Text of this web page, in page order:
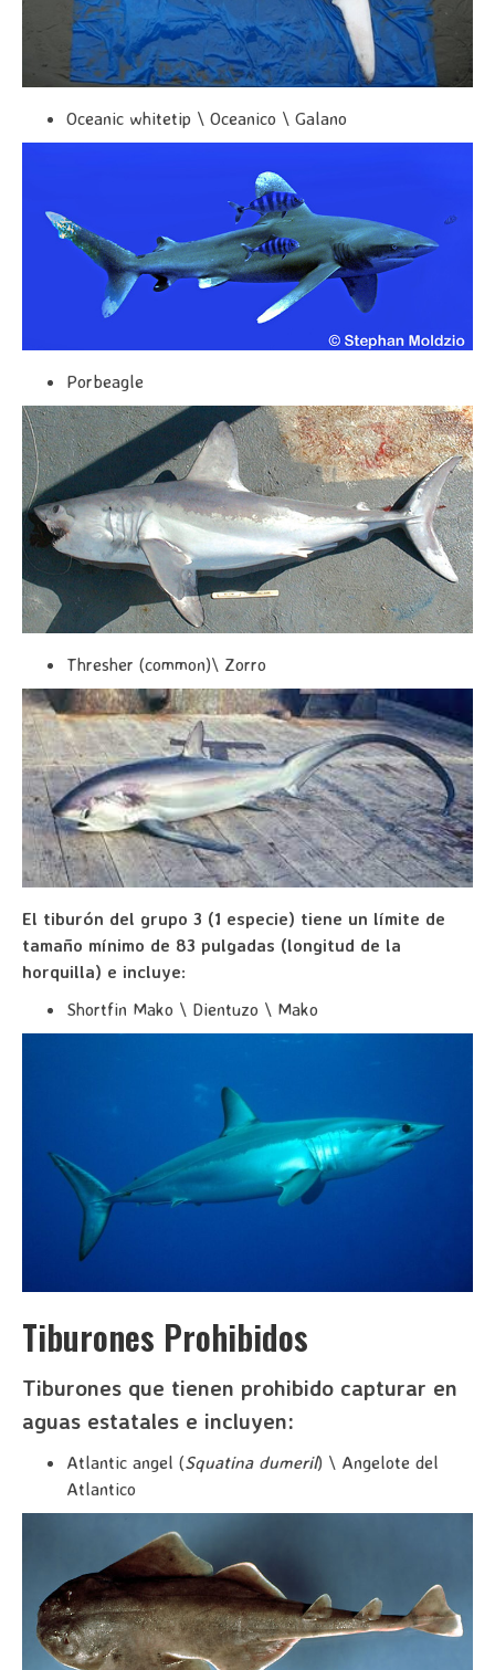
Oceanic whitetip \ Oceanico \ Galano
Porbeagle
Thresher (common)\ Zorro
El tiburón del grupo 3 (1 especie) tiene un límite de
tamaño mínimo de 83 pulgadas (longitud de la
horquilla) e incluye:
Shortfin Mako \ Dientuzo \ Mako
Tiburones Prohibidos
Tiburones que tienen prohibido capturar en
aguas estatales e incluyen:
Atlantic angel (Squatina dumeril) \ Angelote del
Atlantico